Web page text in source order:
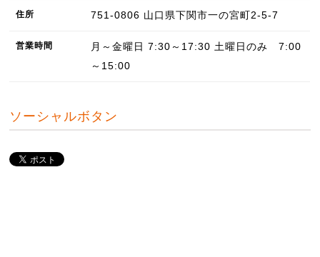
住所 751-0806 山口県下関市一の宮町2-5-7
営業時間
月～金曜日 7:30～17:30 土曜日のみ 7:00
～15:00
ソーシャルボタン